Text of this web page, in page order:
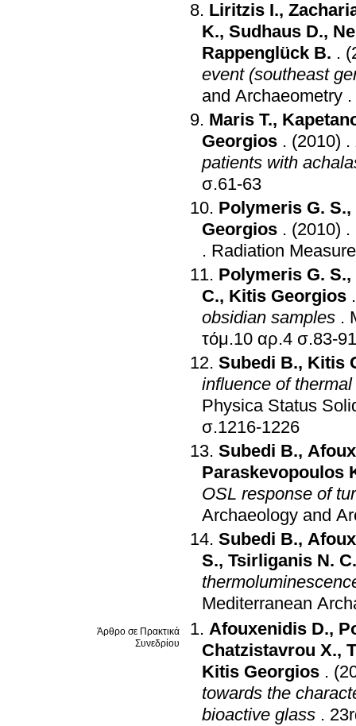
Liritzis I.,
K., Sudhaus D.,
Rappenglück B. .
event (southeast
and Archaeometry .
Maris T.,
Georgios . (2010) .
patients with
σ.61-63
Polymeris G. S.,
Georgios . (2010) .
. Radiation
Polymeris G. S.,
C., Kitis Georgios
obsidian samples .
τόμ.10 αρ.4 σ.83-91
Subedi B., Kitis
influence of
Physica Status
σ.1216-1226
Subedi B.,
Paraskevopoulos
OSL response of
Archaeology and
Subedi B.,
S., Tsirliganis N. C.
Mediterranean
Άρθρο σε Πρακτικά
Συνεδρίου
Afouxenidis D.,
Chatzistavrou X.,
Kitis Georgios .
towards the
bioactive glass .